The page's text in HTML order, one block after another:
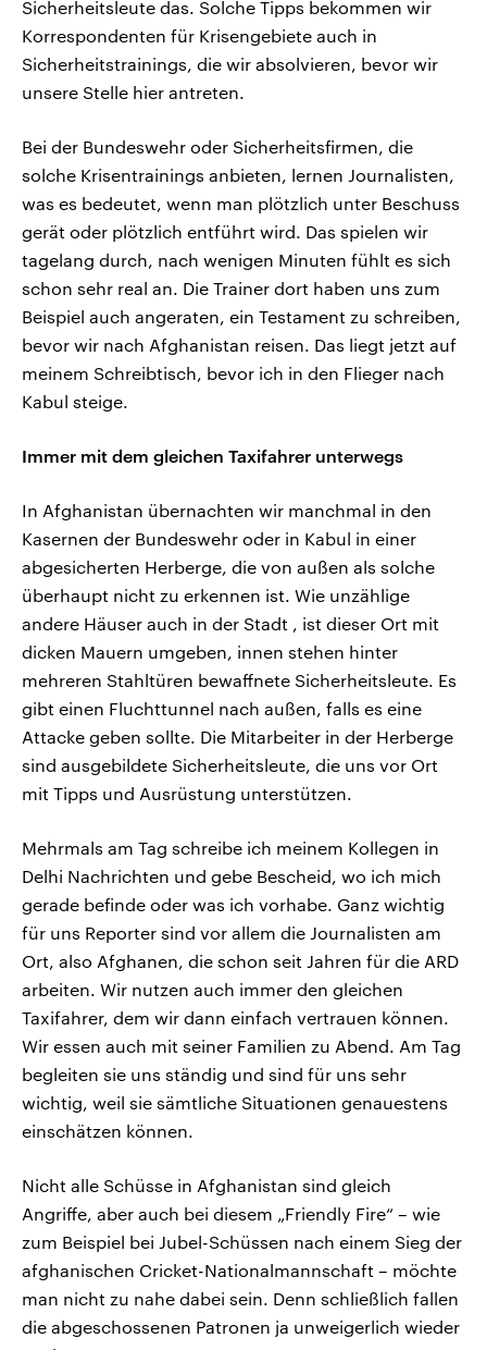
Sicherheitsleute das. Solche Tipps bekommen wir
Korrespondenten für Krisengebiete auch in
Sicherheitstrainings, die wir absolvieren, bevor wir
unsere Stelle hier antreten.
Bei der Bundeswehr oder Sicherheitsfirmen, die
solche Krisentrainings anbieten, lernen Journalisten,
was es bedeutet, wenn man plötzlich unter Beschuss
gerät oder plötzlich entführt wird. Das spielen wir
tagelang durch, nach wenigen Minuten fühlt es sich
schon sehr real an. Die Trainer dort haben uns zum
Beispiel auch angeraten, ein Testament zu schreiben,
bevor wir nach Afghanistan reisen. Das liegt jetzt auf
meinem Schreibtisch, bevor ich in den Flieger nach
Kabul steige.
Immer mit dem gleichen Taxifahrer unterwegs
In Afghanistan übernachten wir manchmal in den
Kasernen der Bundeswehr oder in Kabul in einer
abgesicherten Herberge, die von außen als solche
überhaupt nicht zu erkennen ist. Wie unzählige
andere Häuser auch in der Stadt , ist dieser Ort mit
dicken Mauern umgeben, innen stehen hinter
mehreren Stahltüren bewaffnete Sicherheitsleute. Es
gibt einen Fluchttunnel nach außen, falls es eine
Attacke geben sollte. Die Mitarbeiter in der Herberge
sind ausgebildete Sicherheitsleute, die uns vor Ort
mit Tipps und Ausrüstung unterstützen.
Mehrmals am Tag schreibe ich meinem Kollegen in
Delhi Nachrichten und gebe Bescheid, wo ich mich
gerade befinde oder was ich vorhabe. Ganz wichtig
für uns Reporter sind vor allem die Journalisten am
Ort, also Afghanen, die schon seit Jahren für die ARD
arbeiten. Wir nutzen auch immer den gleichen
Taxifahrer, dem wir dann einfach vertrauen können.
Wir essen auch mit seiner Familien zu Abend. Am Tag
begleiten sie uns ständig und sind für uns sehr
wichtig, weil sie sämtliche Situationen genauestens
einschätzen können.
Nicht alle Schüsse in Afghanistan sind gleich
Angriffe, aber auch bei diesem „Friendly Fire“ – wie
zum Beispiel bei Jubel-Schüssen nach einem Sieg der
afghanischen Cricket-Nationalmannschaft – möchte
man nicht zu nahe dabei sein. Denn schließlich fallen
die abgeschossenen Patronen ja unweigerlich wieder